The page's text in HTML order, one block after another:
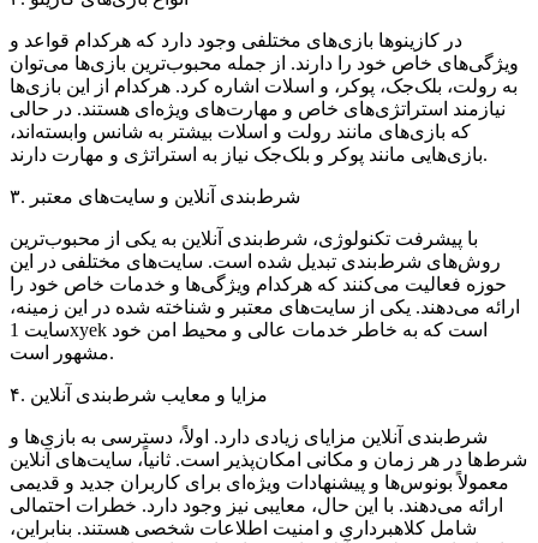
در کازینوها بازی‌های مختلفی وجود دارد که هرکدام قواعد و
ویژگی‌های خاص خود را دارند. از جمله محبوب‌ترین بازی‌ها می‌توان
به رولت، بلک‌جک، پوکر، و اسلات اشاره کرد. هرکدام از این بازی‌ها
نیازمند استراتژی‌های خاص و مهارت‌های ویژه‌ای هستند. در حالی
که بازی‌های مانند رولت و اسلات بیشتر به شانس وابسته‌اند،
بازی‌هایی مانند پوکر و بلک‌جک نیاز به استراتژی و مهارت دارند.
۳. شرط‌بندی آنلاین و سایت‌های معتبر
با پیشرفت تکنولوژی، شرط‌بندی آنلاین به یکی از محبوب‌ترین
روش‌های شرط‌بندی تبدیل شده است. سایت‌های مختلفی در این
حوزه فعالیت می‌کنند که هرکدام ویژگی‌ها و خدمات خاص خود را
ارائه می‌دهند. یکی از سایت‌های معتبر و شناخته شده در این زمینه،
سایت 1xyek است که به خاطر خدمات عالی و محیط امن خود
مشهور است.
۴. مزایا و معایب شرط‌بندی آنلاین
شرط‌بندی آنلاین مزایای زیادی دارد. اولاً، دسترسی به بازی‌ها و
شرط‌ها در هر زمان و مکانی امکان‌پذیر است. ثانیاً، سایت‌های آنلاین
معمولاً بونوس‌ها و پیشنهادات ویژه‌ای برای کاربران جدید و قدیمی
ارائه می‌دهند. با این حال، معایبی نیز وجود دارد. خطرات احتمالی
شامل کلاهبرداری و امنیت اطلاعات شخصی هستند. بنابراین،